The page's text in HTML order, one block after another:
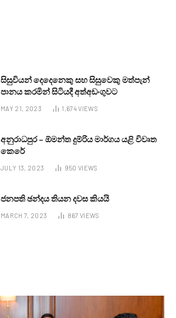
සිසුවියන් දෙදෙනෙකු සහ සිසුවෙකු මත්පැන්
පානය කරමින් සිටියදී අත්අඩංගුවට
MAY 21, 2023 1,674VIEWS
අනුරාධපුර – ඕමන්ත දුම්රිය මාර්ගය යළි විවෘත
කෙරේ
JULY 13, 2023 950 VIEWS
ජනපති ඡන්දය තියන දවස කියයි
MARCH 7, 2023 867 VIEWS